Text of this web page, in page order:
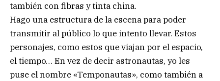
también con fibras y tinta china.
Hago una estructura de la escena para poder
transmitir al público lo que intento llevar. Estos
personajes, como estos que viajan por el espacio,
el tiempo… En vez de decir astronautas, yo les
puse el nombre «Temponautas», como también a